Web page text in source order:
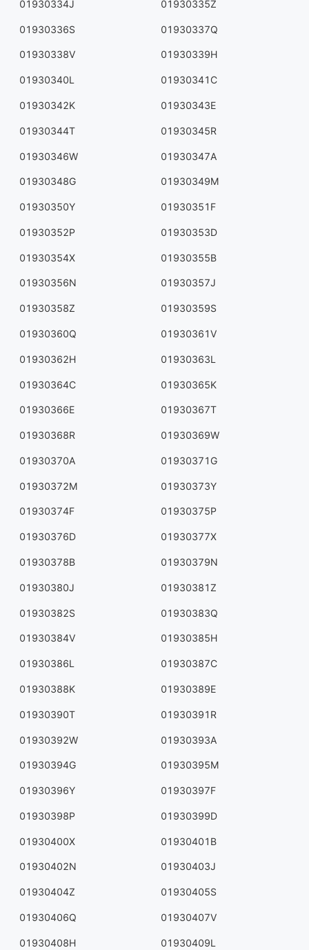
01930334J 01930335Z
01930336S 01930337Q
01930338V 01930339H
01930340L 01930341C
01930342K 01930343E
01930344T 01930345R
01930346W 01930347A
01930348G 01930349M
01930350Y 01930351F
01930352P 01930353D
01930354X 01930355B
01930356N 01930357J
01930358Z 01930359S
01930360Q 01930361V
01930362H 01930363L
01930364C 01930365K
01930366E 01930367T
01930368R 01930369W
01930370A 01930371G
01930372M 01930373Y
01930374F 01930375P
01930376D 01930377X
01930378B 01930379N
01930380J 01930381Z
01930382S 01930383Q
01930384V 01930385H
01930386L 01930387C
01930388K 01930389E
01930390T 01930391R
01930392W 01930393A
01930394G 01930395M
01930396Y 01930397F
01930398P 01930399D
01930400X 01930401B
01930402N 01930403J
01930404Z 01930405S
01930406Q 01930407V
01930408H 01930409L